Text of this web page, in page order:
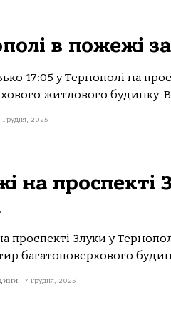
в пожежі
17:05 у Тернополі на
житлового будинку.
Грудня, 2025
на проспекті
проспекті Злуки у
багатоповерхового
- 7 Грудня, 2025